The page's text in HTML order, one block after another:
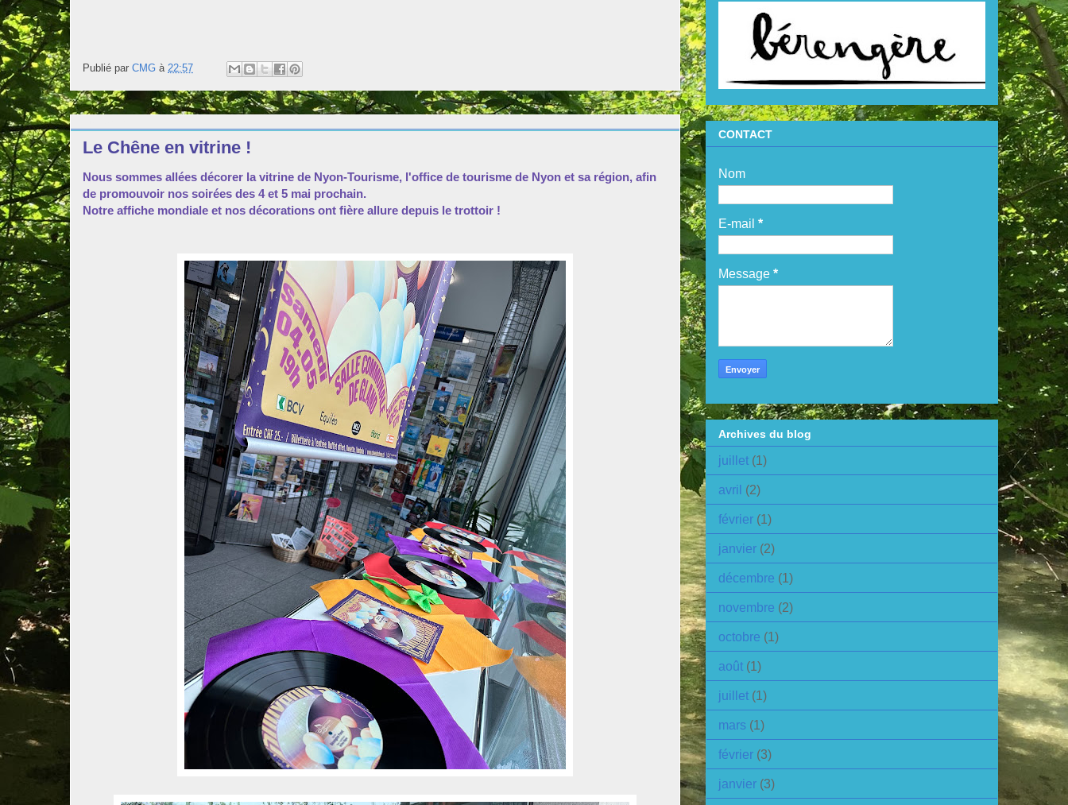
Publié par CMG à 22:57
Le Chêne en vitrine !
Nous sommes allées décorer la vitrine de Nyon-Tourisme, l'office de tourisme de Nyon et sa région, afin
de promouvoir nos soirées des 4 et 5 mai prochain.
Notre affiche mondiale et nos décorations ont fière allure depuis le trottoir !
CONTACT
Nom
E-mail *
Message *
Archives du blog
juillet (1)
avril (2)
février (1)
janvier (2)
décembre (1)
novembre (2)
octobre (1)
août (1)
juillet (1)
mars (1)
février (3)
janvier (3)